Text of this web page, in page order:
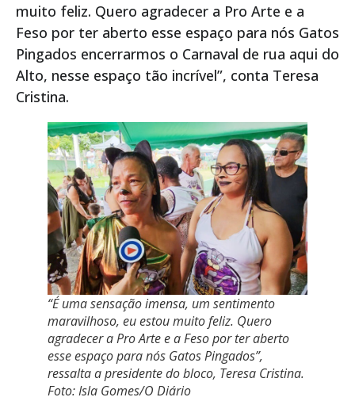
muito feliz. Quero agradecer a Pro Arte e a
Feso por ter aberto esse espaço para nós Gatos
Pingados encerrarmos o Carnaval de rua aqui do
Alto, nesse espaço tão incrível”, conta Teresa
Cristina.
“É uma sensação imensa, um sentimento
maravilhoso, eu estou muito feliz. Quero
agradecer a Pro Arte e a Feso por ter aberto
esse espaço para nós Gatos Pingados”,
ressalta a presidente do bloco, Teresa Cristina.
Foto: Isla Gomes/O Diário